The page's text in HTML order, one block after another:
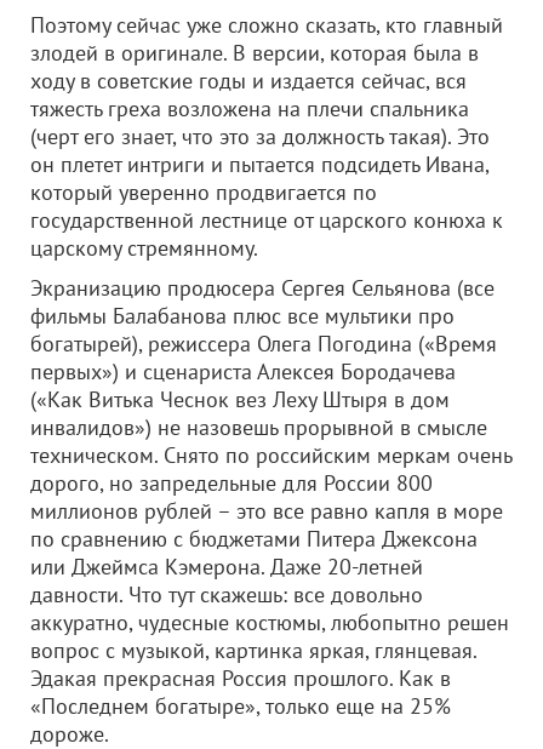
Поэтому сейчас уже сложно сказать, кто главный
злодей в оригинале. В версии, которая была в
ходу в советские годы и издается сейчас, вся
тяжесть греха возложена на плечи спальника
(черт его знает, что это за должность такая). Это
он плетет интриги и пытается подсидеть Ивана,
который уверенно продвигается по
государственной лестнице от царского конюха к
царскому стремянному.
Экранизацию продюсера Сергея Сельянова (все
фильмы Балабанова плюс все мультики про
богатырей), режиссера Олега Погодина («Время
первых») и сценариста Алексея Бородачева
(«Как Витька Чеснок вез Леху Штыря в дом
инвалидов») не назовешь прорывной в смысле
техническом. Снято по российским меркам очень
дорого, но запредельные для России 800
миллионов рублей – это все равно капля в море
по сравнению с бюджетами Питера Джексона
или Джеймса Кэмерона. Даже 20-летней
давности. Что тут скажешь: все довольно
аккуратно, чудесные костюмы, любопытно решен
вопрос с музыкой, картинка яркая, глянцевая.
Эдакая прекрасная Россия прошлого. Как в
«Последнем богатыре», только еще на 25%
дороже.